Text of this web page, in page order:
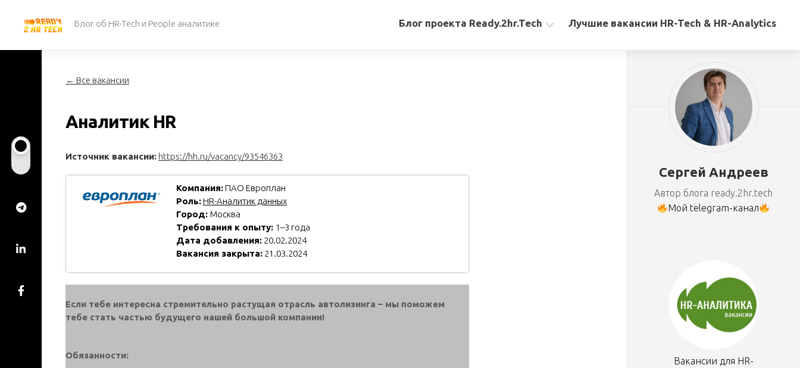
содержанию
Блог об HR-Tech и People аналитике Блог проекта Ready.2hr.Tech Лучшие вакансии HR-Tech & HR-Analytics
← Все вакансии
Аналитик HR
Источник вакансии: https://hh.ru/vacancy/93546363
Компания:ПАО Европлан
Роль:HR-Аналитик данных
Город: Москва
Требования к опыту: 1–3 года
Дата добавления: 20.02.2024
Вакансия закрыта: 21.03.2024
Если тебе интересна стремительно растущая отрасль автолизинга – мы поможем
тебе стать частью будущего нашей большой компании!
Обязанности:
Сергей Андреев
Автор блога ready.2hr.tech
Мой telegram-канал
Вакансии для HR-